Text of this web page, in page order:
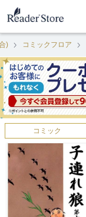
) コミックフロア
コミック